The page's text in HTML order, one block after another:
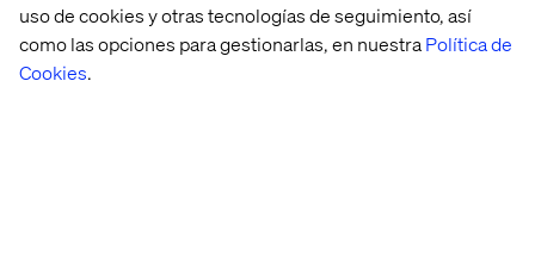
uso de cookies y otras tecnologías de seguimiento, así
como las opciones para gestionarlas, en nuestraPolítica de
Cookies.